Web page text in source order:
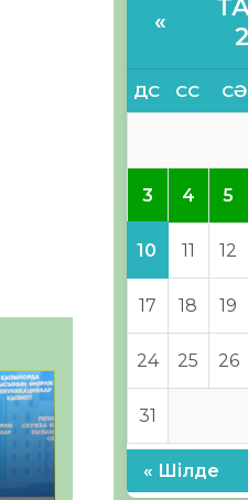
«
ДС СС СӘ
3 4 5
10 11 12
17 18 19
24 25 26
31
« Шілде